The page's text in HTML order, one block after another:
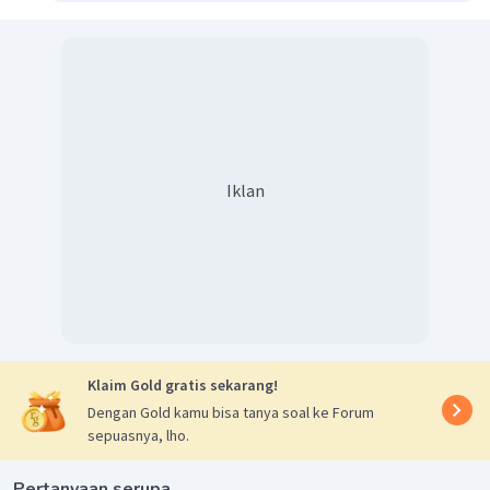
Iklan
Klaim Gold gratis sekarang!
Dengan Gold kamu bisa tanya soal ke Forum
sepuasnya, lho.